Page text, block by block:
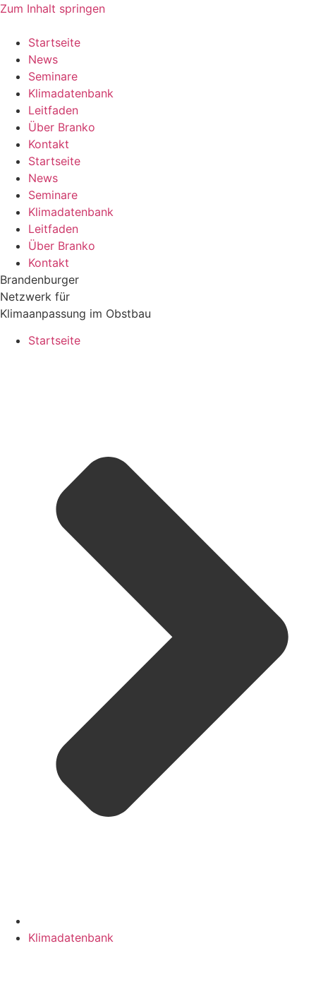
Zum Inhalt springen
Startseite
News
Seminare
Klimadatenbank
Leitfaden
Über Branko
Kontakt
Startseite
News
Seminare
Klimadatenbank
Leitfaden
Über Branko
Kontakt
Brandenburger
Netzwerk für
Klimaanpassung im Obstbau
Startseite
Klimadatenbank